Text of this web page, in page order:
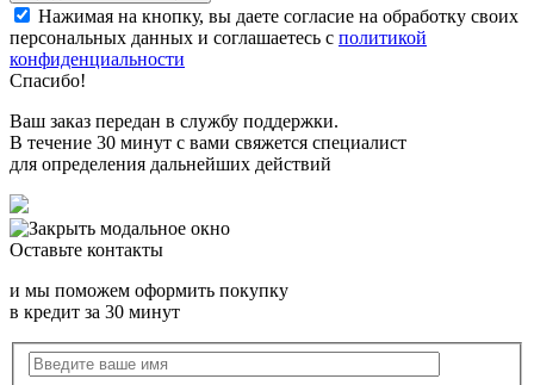
Нажимая на кнопку, вы даете согласие на обработку своих
персональных данных и соглашаетесь с политикой
конфиденциальности
Спасибо!
Ваш заказ передан в службу поддержки.
В течение 30 минут с вами свяжется специалист
для определения дальнейших действий
Оставьте контакты
и мы поможем оформить покупку
в кредит за 30 минут